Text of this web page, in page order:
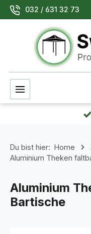
Zum Hauptinhalt springen
032 / 631 32 73
Du bist hier: Home
Aluminium Theken
Aluminium
Bartische